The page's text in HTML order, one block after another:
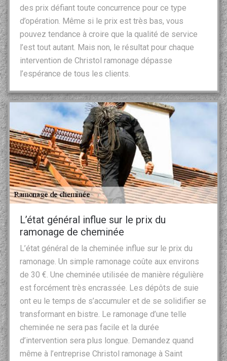
des prix défiant toute concurrence pour ce type
d’opération. Même si le prix est très bas, vous
pouvez tendance à croire que la qualité de service
l’est tout autant. Mais non, le résultat pour chaque
intervention de Christol ramonage dépasse
l’espérance de tous les clients.
L’état général influe sur le prix du
ramonage de cheminée
L’état général de la cheminée influe sur le prix du
ramonage. Un simple ramonage coûte aux environs
de 30 €. Une cheminée utilisée de manière régulière
est forcément très encrassée. Les dépôts de suie
ont eu le temps de s’accumuler et de se solidifier se
transformant en bistre. Le ramonage d’une telle
cheminée ne sera pas facile et la durée
d’intervention sera plus longue. Demandez quand
même à l’entreprise Christol ramonage à Saint